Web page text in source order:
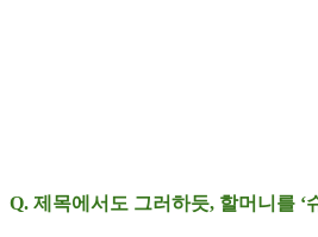
Q. 제목에서도 그러하듯, 할머니를